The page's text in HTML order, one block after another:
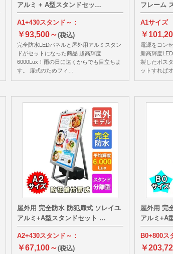
アルミ + A型スタンドセッ…
A1+430スタンド～：
￥93,500～(税込)
完全防水LEDパネルと屋外用アルミスタン
ドがセットになった商品 超高輝度
6000Lux！雨の日に遠くからでも目立ちま
す。 扉式のためフィ…
フレーム
A1サイズ
￥
電源をコン
新高輝度
製したポス
ットすれば
屋外用 完全防水 防犯扉式 ソレイユ
アルミ+A型スタンドセット …
A2+430スタンド～：
￥67,100～(税込)
屋外用 完
アルミ+A
B0+800ス
￥